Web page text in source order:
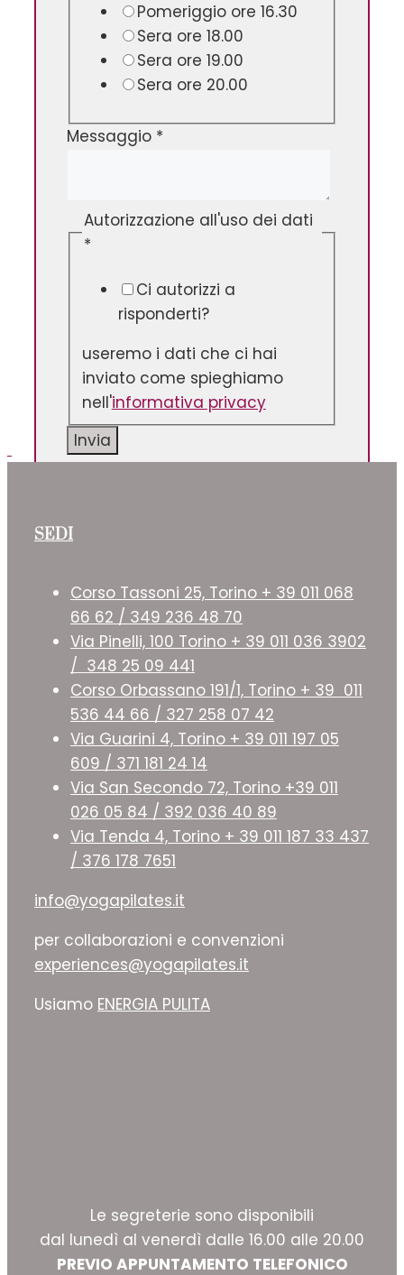
Pomeriggio ore 16.30
Sera ore 18.00
Sera ore 19.00
Sera ore 20.00
Messaggio *
Autorizzazione all'uso dei dati
*
Ci autorizzi a
risponderti?
useremo i dati che ci hai
inviato come spieghiamo
nell'informativa privacy
Invia
SEDI
Corso Tassoni 25, Torino + 39 011 068
66 62 / 349 236 48 70
Via Pinelli, 100 Torino + 39 011 036 3902
/ 348 25 09 441
Corso Orbassano 191/1, Torino + 39 011
536 44 66 / 327 258 07 42
Via Guarini 4, Torino + 39 011 197 05
609 / 371 181 24 14
Via San Secondo 72, Torino +39 011
026 05 84 / 392 036 40 89
Via Tenda 4, Torino + 39 011 187 33 437
/ 376 178 7651
info@yogapilates.it
per collaborazioni e convenzioni
experiences@yogapilates.it
Usiamo ENERGIA PULITA
Le segreterie sono disponibili
dal lunedì al venerdì dalle 16.00 alle 20.00
PREVIO APPUNTAMENTO TELEFONICO